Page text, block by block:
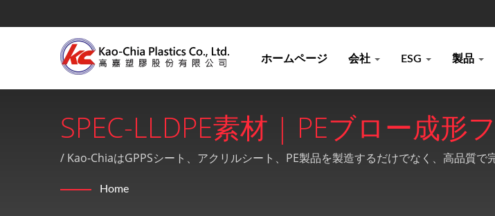
ホームページ 会社 ESG 製品
SPEC-LLDPE素材 | PEブロー成形
リルシート押出技術の41年以上の
Co., Ltd.
/ Kao-ChiaはGPPSシート、アクリルシート、PE製品を製造するだけでなく、高品質で
Home